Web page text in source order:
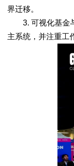
界迁移。
3. 可视化基金
主系统，并注重工